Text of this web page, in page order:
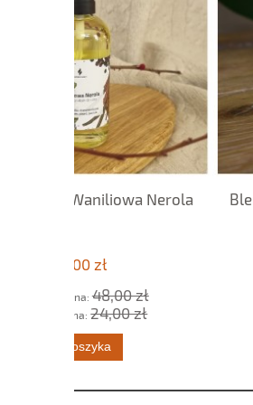
Blend olejków
Cena regularna:
Najniższa cena: